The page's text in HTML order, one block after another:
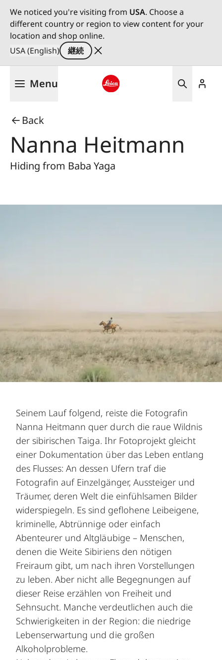
We noticed you're visiting from USA. Choose a
different country or region to view content for your
location and shop online.
USA (English)
継続
Menu
Back
Nanna Heitmann
Hiding from Baba Yaga
Seinem Lauf folgend, reiste die Fotografin
Nanna Heitmann quer durch die raue Wildnis
der sibirischen Taiga. Ihr Fotoprojekt gleicht
einer Dokumentation über das Leben entlang
des Flusses: An dessen Ufern traf die
Fotografin auf Einzelgänger, Aussteiger und
Träumer, deren Welt die einfühlsamen Bilder
widerspiegeln. Es sind geflohene Leibeigene,
kriminelle, Abtrünnige oder einfach
Abenteurer und Altgläubige – Menschen,
denen die Weite Sibiriens den nötigen
Freiraum gibt, um nach ihren Vorstellungen
zu leben. Aber nicht alle Begegnungen auf
dieser Reise erzählen von Freiheit und
Sehnsucht. Manche verdeutlichen auch die
Schwierigkeiten in der Region: die niedrige
Lebenserwartung und die großen
Alkoholprobleme.